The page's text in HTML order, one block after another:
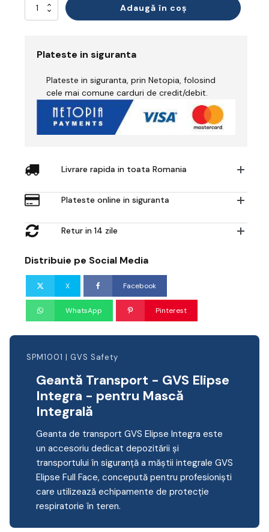
Cantitate
Geantă
GVS
Elipse
pentru
Mască
Adaugă în coș
Plateste in siguranta
Plateste in siguranta, prin Netopia, folosind
cele mai comune carduri de credit/debit.
Livrare rapida in toata Romania
Plateste online in siguranta
Retur in 14 zile
Distribuie pe Social Media
X Facebook
WhatsApp Pinterest
SPM1001 | GVS Safety
Geantă Transport - GVS Elipse
Integra - pentru Mască
Integrală
Geanta de transport GVS Elipse Integra este
un accesoriu dedicat depozitării și
transportului în siguranță a măștii integrale GVS
Elipse Full Face, concepută pentru profesioniști
care utilizează echipamente de protecție
respiratorie în teren.